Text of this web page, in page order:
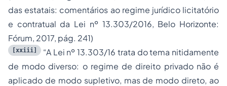
das estatais: comentários ao regime jurídico licitatório
e contratual da Lei nº 13.303/2016, Belo Horizonte:
Fórum, 2017, pág. 241)
[xxiii]
“A Lei nº 13.303/16 trata do tema nitidamente
de modo diverso: o regime de direito privado não é
aplicado de modo supletivo, mas de modo direto, ao